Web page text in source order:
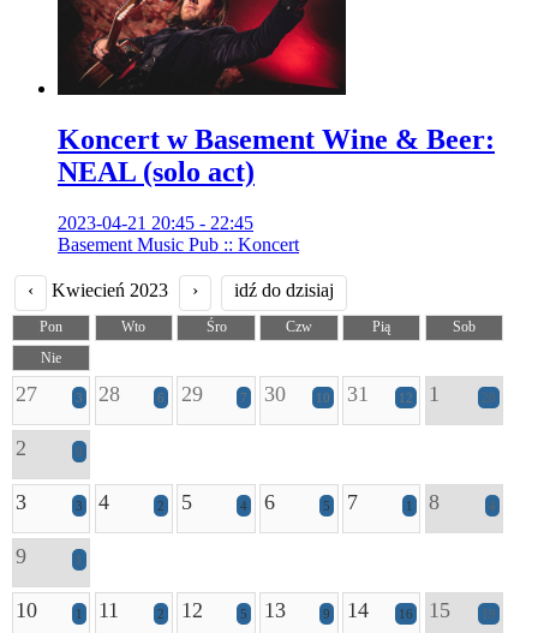
Koncert w Basement Wine & Beer:
NEAL (solo act)
2023-04-21 20:45 - 22:45
Basement Music Pub :: Koncert
‹ Kwiecień 2023 › idź do dzisiaj
Pon Wto Śro Czw Pią
Sob
Nie
27 3 28 6 29 7 30 10 31 12 1 20
2 9
3 3 4 2 5 4 6 5 7 1 8 4
9 1
10 1 11 2 12 5 13 9 14 16 15 19